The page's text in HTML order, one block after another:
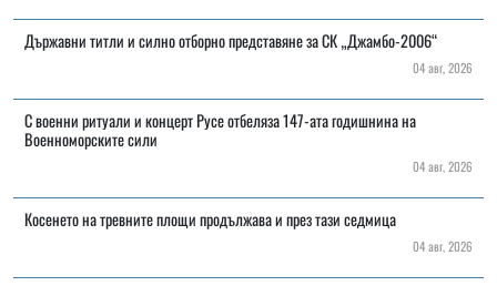
Държавни титли и силно отборно представяне за СК „Джамбо-2006“
04 авг, 2026
С военни ритуали и концерт Русе отбеляза 147-ата годишнина на
Военноморските сили
04 авг, 2026
Косенето на тревните площи продължава и през тази седмица
04 авг, 2026